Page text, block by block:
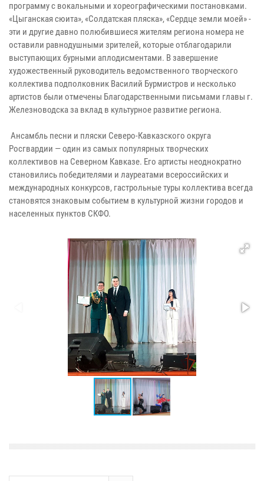
программу с вокальными и хореографическими постановками.
«Цыганская сюита», «Солдатская пляска», «Сердце земли моей» -
эти и другие давно полюбившиеся жителям региона номера не
оставили равнодушными зрителей, которые отблагодарили
выступающих бурными аплодисментами. В завершение
художественный руководитель ведомственного творческого
коллектива подполковник Василий Бурмистров и несколько
артистов были отмечены Благодарственными письмами главы г.
Железноводска за вклад в культурное развитие региона.
Ансамбль песни и пляски Северо-Кавказского округа
Росгвардии — один из самых популярных творческих
коллективов на Северном Кавказе. Его артисты неоднократно
становились победителями и лауреатами всероссийских и
международных конкурсов, гастрольные туры коллектива всегда
становятся знаковым событием в культурной жизни городов и
населенных пунктов СКФО.